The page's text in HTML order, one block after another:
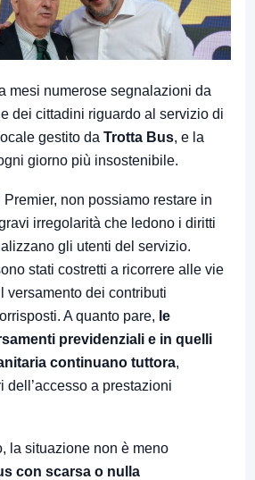
mesi numerose segnalazioni da
dei cittadini riguardo al servizio di
gestito da Trotta Bus, e la
giorno più insostenibile.
non possiamo restare in
irregolarità che ledono i diritti
gli utenti del servizio.
stati costretti a ricorrere alle vie
versamento dei contributi
A quanto pare, le
previdenziali e in quelli
continuano tuttora,
dell’accesso a prestazioni
la situazione non è meno
con scarsa o nulla